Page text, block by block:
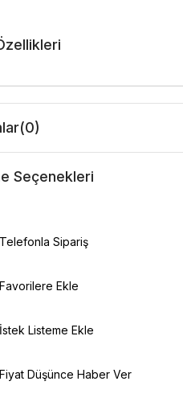
(0)
Seçenekleri
Telefonla Sipariş
Favorilere Ekle
İstek Listeme Ekle
Fiyat Düşünce Haber Ver